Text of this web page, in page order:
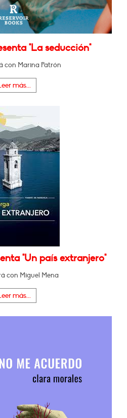
"La seducción"
con Marina Patrón
más...
"Un país extranjero"
con Miguel Mena
más...